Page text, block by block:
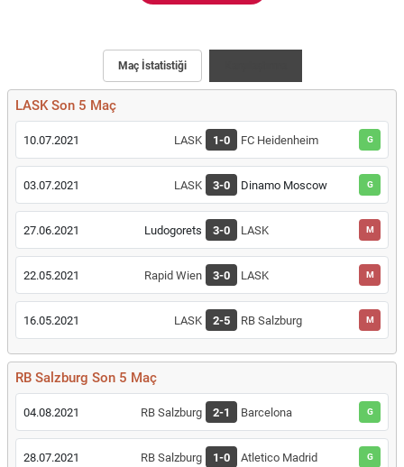
Maç İstatistiği
LASK Son 5 Maç
10.07.2021 LASK 1-0 FC Heidenheim G
03.07.2021 LASK 3-0 Dinamo Moscow G
27.06.2021 Ludogorets 3-0 LASK M
22.05.2021 Rapid Wien 3-0 LASK M
16.05.2021 LASK 2-5 RB Salzburg M
RB Salzburg Son 5 Maç
04.08.2021 RB Salzburg 2-1 Barcelona G
28.07.2021 RB Salzburg 1-0 Atletico Madrid G